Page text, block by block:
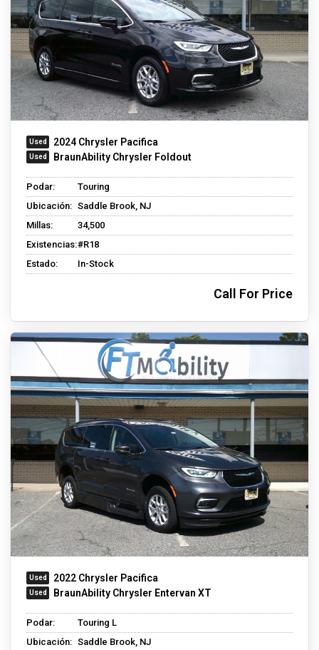
2024 Chrysler Pacifica
BraunAbility Chrysler Foldout
Podar:
Touring
Ubicación: Saddle Brook, NJ
Millas:
34,500
Existencias:#R18
Estado:
In-Stock
Call For Price
2022 Chrysler Pacifica
BraunAbility Chrysler Entervan XT
Podar:
Touring L
Ubicación: Saddle Brook, NJ